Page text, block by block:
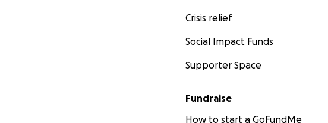
Crisis relief
Social Impact Funds
Supporter Space
Fundraise
How to start a GoFundMe